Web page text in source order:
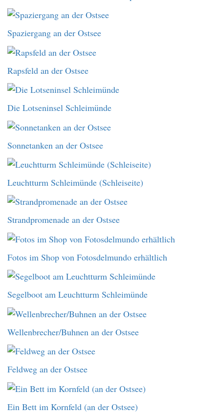
Spaziergang an der Ostsee
Rapsfeld an der Ostsee
Die Lotseninsel Schleimünde
Sonnetanken an der Ostsee
Leuchtturm Schleimünde (Schleiseite)
Strandpromenade an der Ostsee
Fotos im Shop von Fotosdelmundo erhältlich
Segelboot am Leuchtturm Schleimünde
Wellenbrecher/Buhnen an der Ostsee
Feldweg an der Ostsee
Ein Bett im Kornfeld (an der Ostsee)